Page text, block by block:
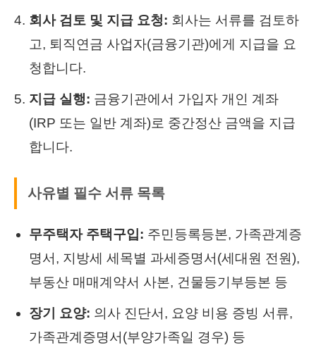
회사 검토 및 지급 요청: 회사는 서류를 검토하
고, 퇴직연금 사업자(금융기관)에게 지급을 요
청합니다.
지급 실행: 금융기관에서 가입자 개인 계좌
(IRP 또는 일반 계좌)로 중간정산 금액을 지급
합니다.
사유별 필수 서류 목록
무주택자 주택구입: 주민등록등본, 가족관계증
명서, 지방세 세목별 과세증명서(세대원 전원),
부동산 매매계약서 사본, 건물등기부등본 등
장기 요양: 의사 진단서, 요양 비용 증빙 서류,
가족관계증명서(부양가족일 경우) 등